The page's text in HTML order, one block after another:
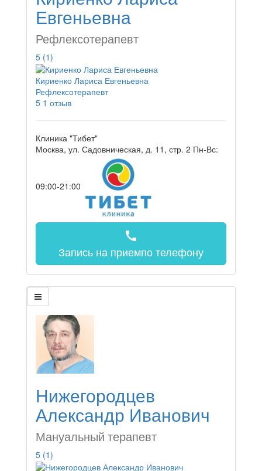
Евгеньевна
Рефлексотерапевт
5 (1)
Кириенко Лариса Евгеньевна
Рефлексотерапевт
5 1 отзыв
Клиника "Тибет"
Москва, ул. Садовническая, д. 11, стр. 2 Пн-Вс:
09:00-21:00
call
Запись на приемпо телефону
Нижегородцев
Александр Иванович
Мануальный терапевт
5 (1)